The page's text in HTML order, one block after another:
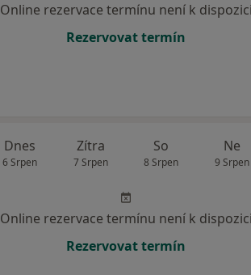
Online rezervace termínu není k dispozici
Rezervovat termín
Dnes
6 Srpen
Zítra
7 Srpen
So
8 Srpen
Ne
9 Srpen
Online rezervace termínu není k dispozici
Rezervovat termín